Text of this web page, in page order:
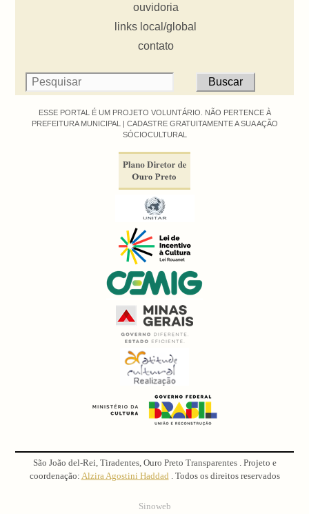
ouvidoria
links local/global
contato
ESSE PORTAL É UM PROJETO VOLUNTÁRIO. NÃO PERTENCE À
PREFEITURA MUNICIPAL | CADASTRE GRATUITAMENTE A SUA AÇÃO
SÓCIOCULTURAL
São João del-Rei, Tiradentes, Ouro Preto Transparentes . Projeto e
coordenação: Alzira Agostini Haddad . Todos os direitos reservados
Sinoweb